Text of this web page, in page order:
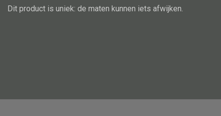
Dit product is uniek: de maten kunnen iets afwijken.